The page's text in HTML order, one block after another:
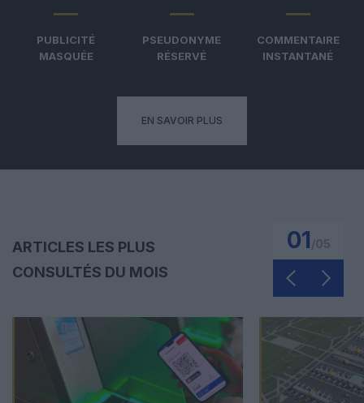
PUBLICITÉ
MASQUÉE
PSEUDONYME
RÉSERVÉ
COMMENTAIRE
INSTANTANÉ
EN SAVOIR PLUS
ARTICLES LES PLUS
CONSULTÉS DU MOIS
01